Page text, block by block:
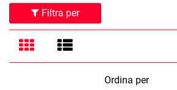
Filtra per
Ordina per